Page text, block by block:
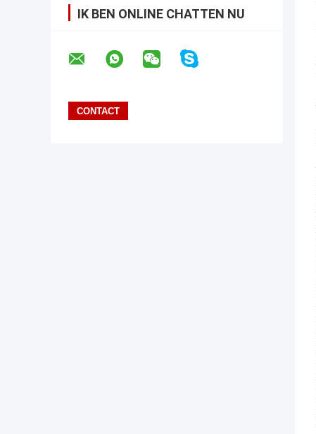
IK BEN ONLINE CHATTEN NU